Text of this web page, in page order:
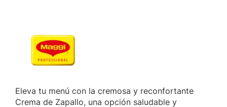
Marca
Eleva tu menú con la cremosa y reconfortante
Crema de Zapallo, una opción saludable y